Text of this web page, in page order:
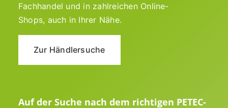
Fachhandel und in zahlreichen Online-
Shops, auch in Ihrer Nähe.
Zur Händlersuche
Auf der Suche nach dem richtigen PETEC-